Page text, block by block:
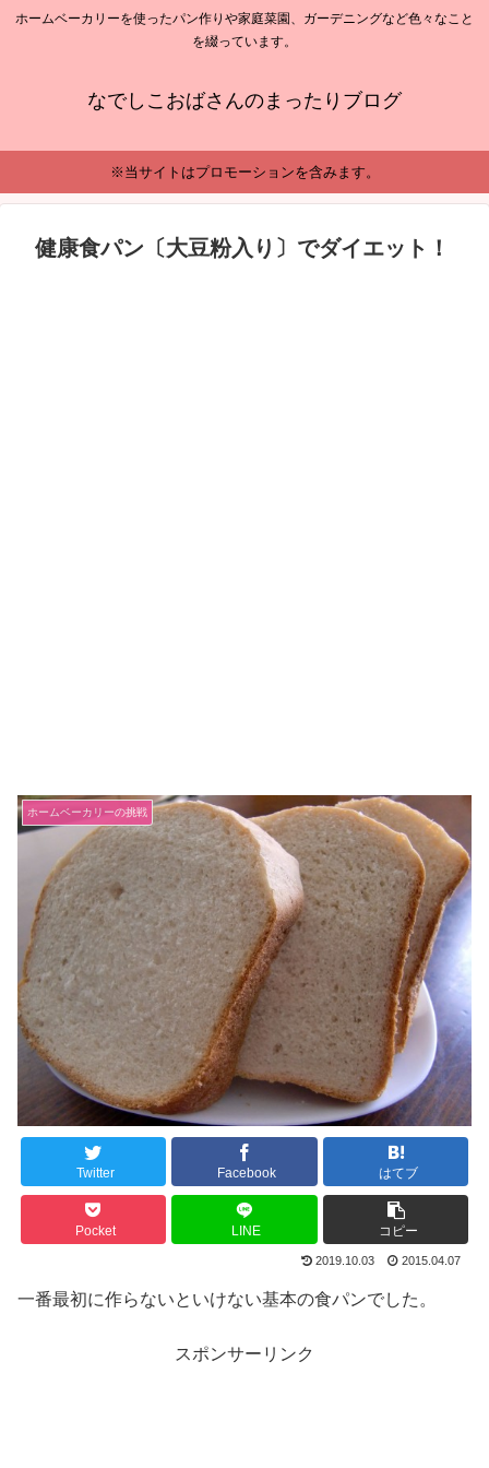
ホームベーカリーを使ったパン作りや家庭菜園、ガーデニングなど色々なこと
を綴っています。
なでしこおばさんのまったりブログ
※当サイトはプロモーションを含みます。
健康食パン〔大豆粉入り〕でダイエット！
ホームベーカリーの挑戦
Twitter Facebook はてブ
Pocket LINE コピー
2019.10.03 2015.04.07
一番最初に作らないといけない基本の食パンでした。
スポンサーリンク